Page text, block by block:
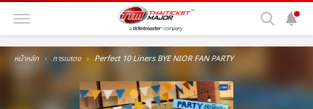
หน้าหลัก การแสดง Perfect 10 Liners BYE NIOR FAN PARTY